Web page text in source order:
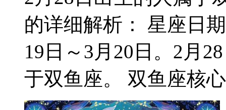
的详细解析： 星座日
19日～3月20日。2月
于双鱼座。 双鱼座核